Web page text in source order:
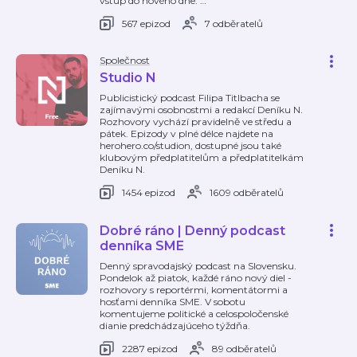
567 epizod
7 odběratelů
Společnost
Studio N
Publicistický podcast Filipa Titlbacha se
zajímavými osobnostmi a redakcí Deníku N.
Rozhovory vychází pravidelně ve středu a
pátek. Epizody v plné délce najdete na
herohero.co/studion, dostupné jsou také
klubovým předplatitelům a předplatitelkám
Deníku N.
1454 epizod
1609 odběratelů
Dobré ráno | Denný podcast
denníka SME
Denný spravodajský podcast na Slovensku.
Pondelok až piatok, každé ráno nový diel -
rozhovory s reportérmi, komentátormi a
hosťami denníka SME. V sobotu
komentujeme politické a celospoločenské
dianie predchádzajúceho týždňa.
2287 epizod
89 odběratelů